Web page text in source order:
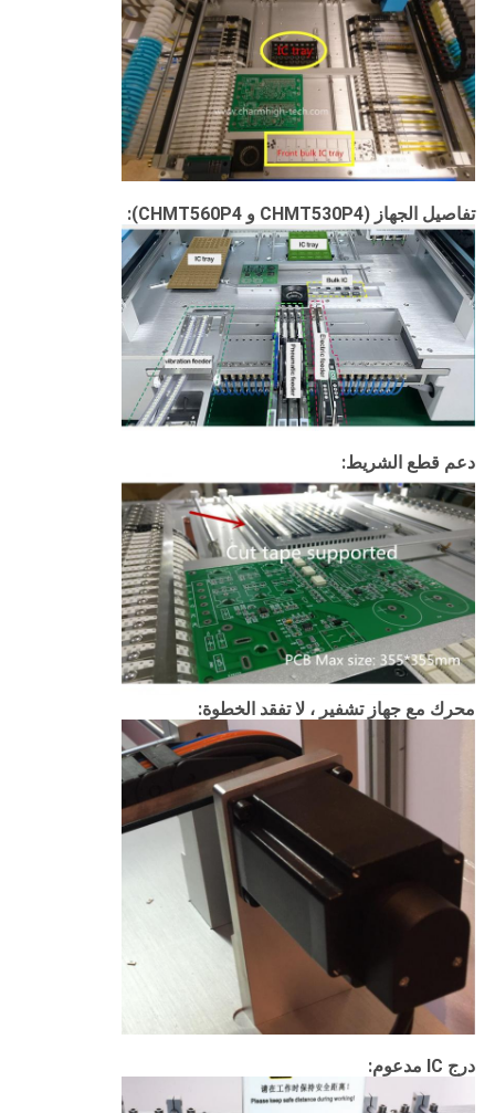
تفاصيل الجهاز (CHMT530P4 و CHMT560P4):
دعم قطع الشريط:
محرك مع جهاز تشفير ، لا تفقد الخطوة:
درج IC مدعوم: